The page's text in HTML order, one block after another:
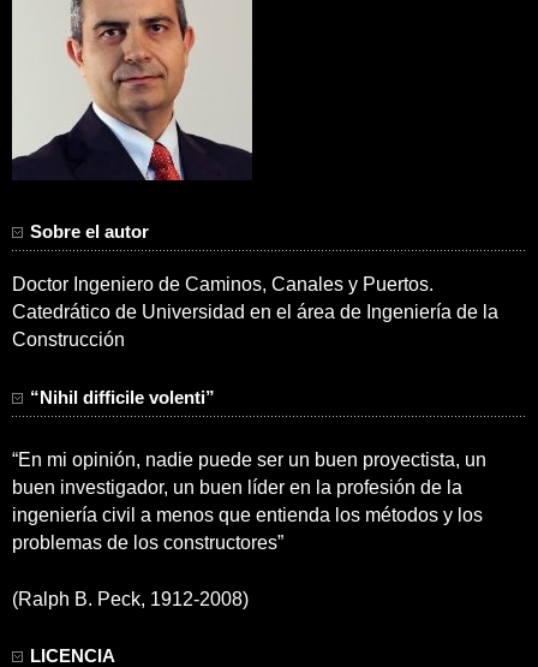
Sobre el autor
Doctor Ingeniero de Caminos, Canales y Puertos.
Catedrático de Universidad en el área de Ingeniería de la
Construcción
“Nihil difficile volenti”
“En mi opinión, nadie puede ser un buen proyectista, un
buen investigador, un buen líder en la profesión de la
ingeniería civil a menos que entienda los métodos y los
problemas de los constructores”
(Ralph B. Peck, 1912-2008)
LICENCIA